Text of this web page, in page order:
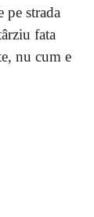
pe strada
fata
nu cum e